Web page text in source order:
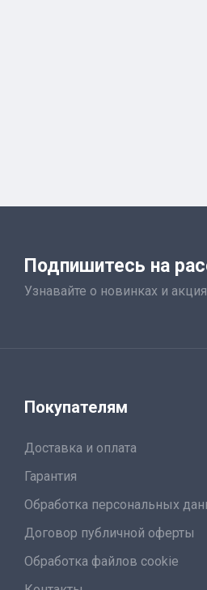
Подпишитесь на
Узнавайте о новинках и
Покупателям
Доставка и оплата
Гарантия
Обработка персональных
Договор публичной оферты
Обработка файлов cookie